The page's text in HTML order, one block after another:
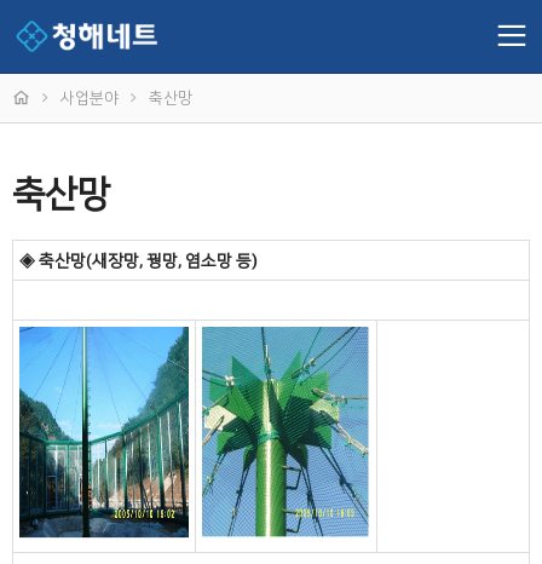
사업분야 축산망
축산망
◈ 축산망(새장망, 꿩망, 염소망 등)